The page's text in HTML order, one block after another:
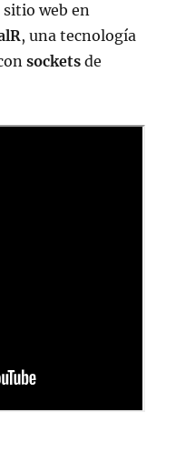
web en
, una tecnología
sockets de